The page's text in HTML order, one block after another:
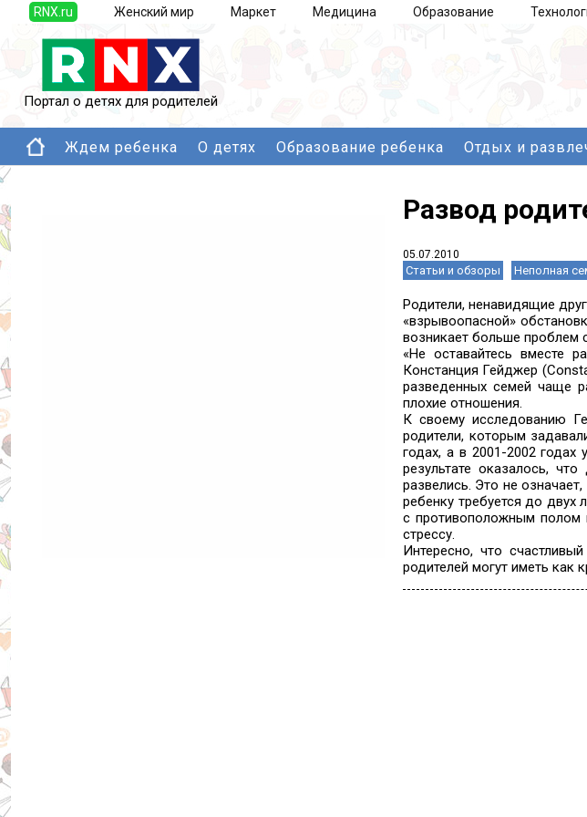
RNX.ru Женский мир Маркет Медицина Образование
Портал о детях для родителей
Ждем ребенка О детях Образование ребенка Отдых и
Развод
05.07.2010
Статьи и обзоры Неполная
Родители, ненавидящие
«взрывоопасной»
возникает больше проблем
«Не оставайтесь вместе
Констанция Гейджер
разведенных семей чаще
плохие отношения.
К своему исследованию
родители, которым
годах, а в 2001-2002
результате оказалось,
развелись. Это не
ребенку требуется до
с противоположным полом
стрессу.
Интересно, что
родителей могут иметь как